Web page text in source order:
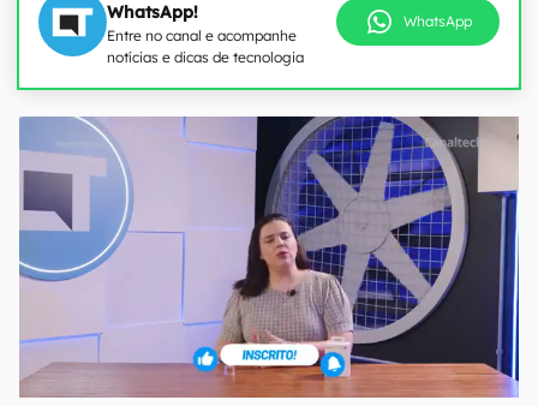
WhatsApp!
Entre no canal e acompanhe
notícias e dicas de tecnologia
WhatsApp